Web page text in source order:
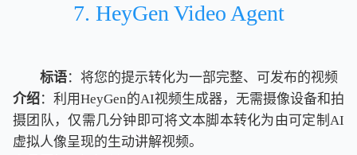
7. HeyGen Video Agent
标语：将您的提示转化为一部完整、可发布的视频
介绍：利用HeyGen的AI视频生成器，无需摄像设备和拍
摄团队，仅需几分钟即可将文本脚本转化为由可定制AI
虚拟人像呈现的生动讲解视频。